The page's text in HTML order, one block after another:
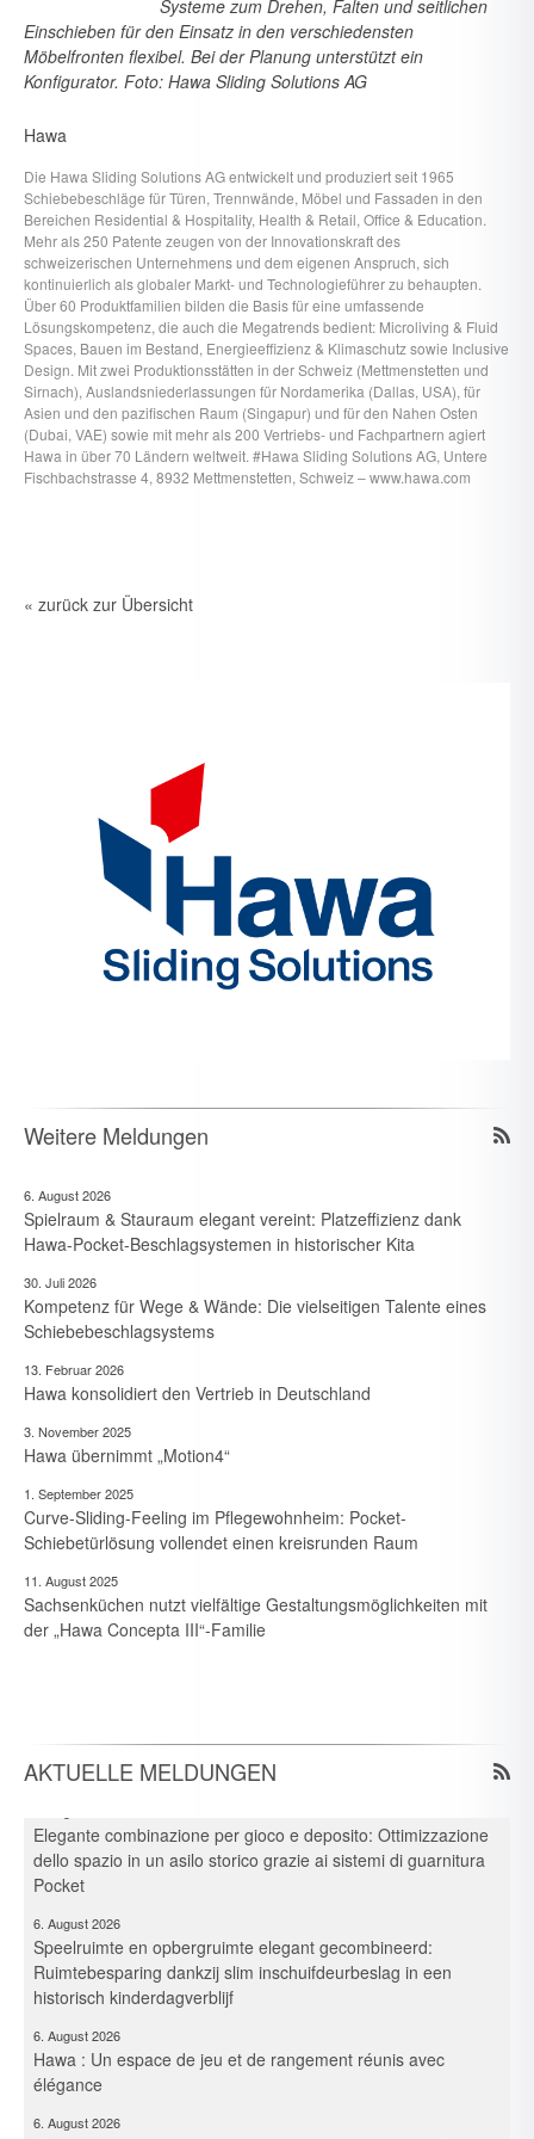
Systeme zum Drehen, Falten und seitlichen
Einschieben für den Einsatz in den verschiedensten
Möbelfronten flexibel. Bei der Planung unterstützt ein
Konfigurator. Foto: Hawa Sliding Solutions AG
Hawa
Die Hawa Sliding Solutions AG entwickelt und produziert seit 1965
Schiebebeschläge für Türen, Trennwände, Möbel und Fassaden in den
Bereichen Residential & Hospitality, Health & Retail, Office & Education.
Mehr als 250 Patente zeugen von der Innovationskraft des
schweizerischen Unternehmens und dem eigenen Anspruch, sich
kontinuierlich als globaler Markt- und Technologieführer zu behaupten.
Über 60 Produktfamilien bilden die Basis für eine umfassende
Lösungskompetenz, die auch die Megatrends bedient: Microliving & Fluid
Spaces, Bauen im Bestand, Energieeffizienz & Klimaschutz sowie Inclusive
Design. Mit zwei Produktionsstätten in der Schweiz (Mettmenstetten und
Sirnach), Auslandsniederlassungen für Nordamerika (Dallas, USA), für
Asien und den pazifischen Raum (Singapur) und für den Nahen Osten
(Dubai, VAE) sowie mit mehr als 200 Vertriebs- und Fachpartnern agiert
Hawa in über 70 Ländern weltweit. #Hawa Sliding Solutions AG, Untere
Fischbachstrasse 4, 8932 Mettmenstetten, Schweiz – www.hawa.com
« zurück zur Übersicht
Weitere Meldungen
6. August 2026
Spielraum & Stauraum elegant vereint: Platzeffizienz dank
Hawa-Pocket-Beschlagsystemen in historischer Kita
30. Juli 2026
Kompetenz für Wege & Wände: Die vielseitigen Talente eines
Schiebebeschlagsystems
13. Februar 2026
Hawa konsolidiert den Vertrieb in Deutschland
3. November 2025
Hawa übernimmt „Motion4“
1. September 2025
Curve-Sliding-Feeling im Pflegewohnheim: Pocket-
Schiebetürlösung vollendet einen kreisrunden Raum
11. August 2025
Sachsenküchen nutzt vielfältige Gestaltungsmöglichkeiten mit
der „Hawa Concepta III“-Familie
AKTUELLE MELDUNGEN
7. August 2026
Neue Branchen im Visier: Schirmer forciert Aluprofil-
Elegante combinazione per gioco e deposito: Ottimizzazione
dello spazio in un asilo storico grazie ai sistemi di guarnitura
Pocket
Speelruimte en opbergruimte elegant gecombineerd:
Ruimtebesparing dankzij slim inschuifdeurbeslag in een
historisch kinderdagverblijf
Hawa : Un espace de jeu et de rangement réunis avec
élégance
Elegant combination of play area and storage space: Efficient